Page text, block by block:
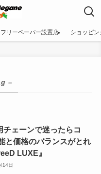
フリーペーパー設置店 ショッピン
–
チェーンで迷ったらコ
と価格のバランスがとれ
LUXE』
14日